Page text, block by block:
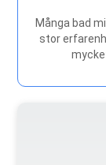
Många bad
stor